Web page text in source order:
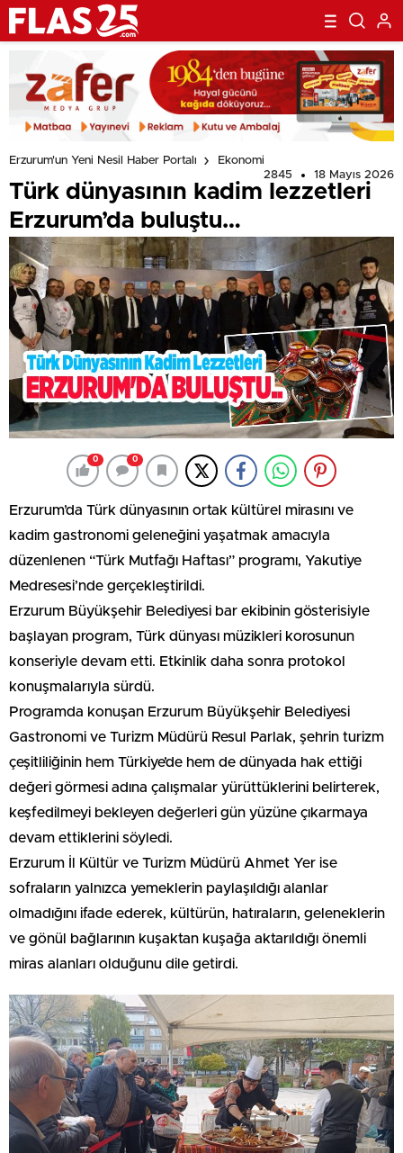
Erzurum'un Yeni Nesil Haber Portalı
Ekonomi
2845
18 Mayıs 2026
Türk dünyasının kadim lezzetleri
Erzurum’da buluştu…
0 0
Erzurum’da Türk dünyasının ortak kültürel mirasını ve
kadim gastronomi geleneğini yaşatmak amacıyla
düzenlenen “Türk Mutfağı Haftası” programı, Yakutiye
Medresesi’nde gerçekleştirildi.
Erzurum Büyükşehir Belediyesi bar ekibinin gösterisiyle
başlayan program, Türk dünyası müzikleri korosunun
konseriyle devam etti. Etkinlik daha sonra protokol
konuşmalarıyla sürdü.
Programda konuşan Erzurum Büyükşehir Belediyesi
Gastronomi ve Turizm Müdürü Resul Parlak, şehrin turizm
çeşitliliğinin hem Türkiye’de hem de dünyada hak ettiği
değeri görmesi adına çalışmalar yürüttüklerini belirterek,
keşfedilmeyi bekleyen değerleri gün yüzüne çıkarmaya
devam ettiklerini söyledi.
Erzurum İl Kültür ve Turizm Müdürü Ahmet Yer ise
sofraların yalnızca yemeklerin paylaşıldığı alanlar
olmadığını ifade ederek, kültürün, hatıraların, geleneklerin
ve gönül bağlarının kuşaktan kuşağa aktarıldığı önemli
miras alanları olduğunu dile getirdi.